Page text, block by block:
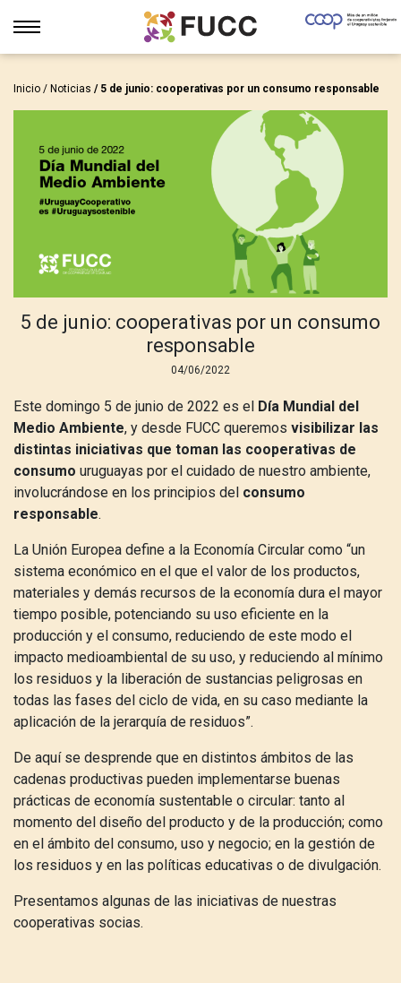
Inicio / Noticias / 5 de junio: cooperativas por un consumo responsable
5 de junio: cooperativas por un consumo
responsable
04/06/2022
Este domingo 5 de junio de 2022 es el Día Mundial del
Medio Ambiente, y desde FUCC queremos visibilizar las
distintas iniciativas que toman las cooperativas de
consumo uruguayas por el cuidado de nuestro ambiente,
involucrándose en los principios del consumo
responsable.
La Unión Europea define a la Economía Circular como “un
sistema económico en el que el valor de los productos,
materiales y demás recursos de la economía dura el mayor
tiempo posible, potenciando su uso eficiente en la
producción y el consumo, reduciendo de este modo el
impacto medioambiental de su uso, y reduciendo al mínimo
los residuos y la liberación de sustancias peligrosas en
todas las fases del ciclo de vida, en su caso mediante la
aplicación de la jerarquía de residuos”.
De aquí se desprende que en distintos ámbitos de las
cadenas productivas pueden implementarse buenas
prácticas de economía sustentable o circular: tanto al
momento del diseño del producto y de la producción; como
en el ámbito del consumo, uso y negocio; en la gestión de
los residuos y en las políticas educativas o de divulgación.
Presentamos algunas de las iniciativas de nuestras
cooperativas socias.